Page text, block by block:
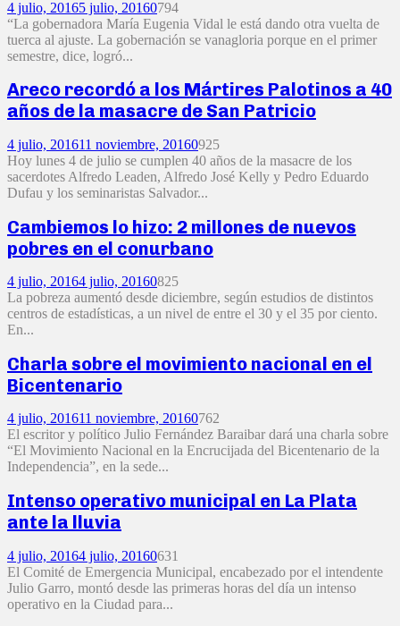
4 julio, 20165 julio, 20160794
“La gobernadora María Eugenia Vidal le está dando otra vuelta de
tuerca al ajuste. La gobernación se vanagloria porque en el primer
semestre, dice, logró...
Areco recordó a los Mártires Palotinos a 40
años de la masacre de San Patricio
4 julio, 201611 noviembre, 20160925
Hoy lunes 4 de julio se cumplen 40 años de la masacre de los
sacerdotes Alfredo Leaden, Alfredo José Kelly y Pedro Eduardo
Dufau y los seminaristas Salvador...
Cambiemos lo hizo: 2 millones de nuevos
pobres en el conurbano
4 julio, 20164 julio, 20160825
La pobreza aumentó desde diciembre, según estudios de distintos
centros de estadísticas, a un nivel de entre el 30 y el 35 por ciento.
En...
Charla sobre el movimiento nacional en el
Bicentenario
4 julio, 201611 noviembre, 20160762
El escritor y político Julio Fernández Baraibar dará una charla sobre
“El Movimiento Nacional en la Encrucijada del Bicentenario de la
Independencia”, en la sede...
Intenso operativo municipal en La Plata
ante la lluvia
4 julio, 20164 julio, 20160631
El Comité de Emergencia Municipal, encabezado por el intendente
Julio Garro, montó desde las primeras horas del día un intenso
operativo en la Ciudad para...